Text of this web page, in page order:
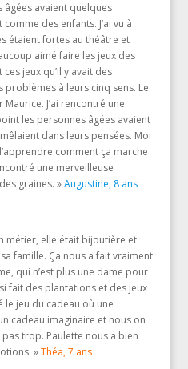
âgées avaient quelques
des enfants. J’ai vu à
étaient fortes au théâtre et
aimé faire les jeux des
ces jeux qu’il y avait des
à leurs cinq sens. Le
J’ai rencontré une
les personnes âgées avaient
dans leurs pensées. Moi
comment ça marche
une merveilleuse
graines. »Augustine, 8 ans
métier, elle était bijoutière et
famille. Ça nous a fait vraiment
qui n’est plus une dame pour
fait des plantations et des jeux
le jeu du cadeau où une
cadeau imaginaire et nous on
trop. Paulette nous a bien
»Théa, 7 ans